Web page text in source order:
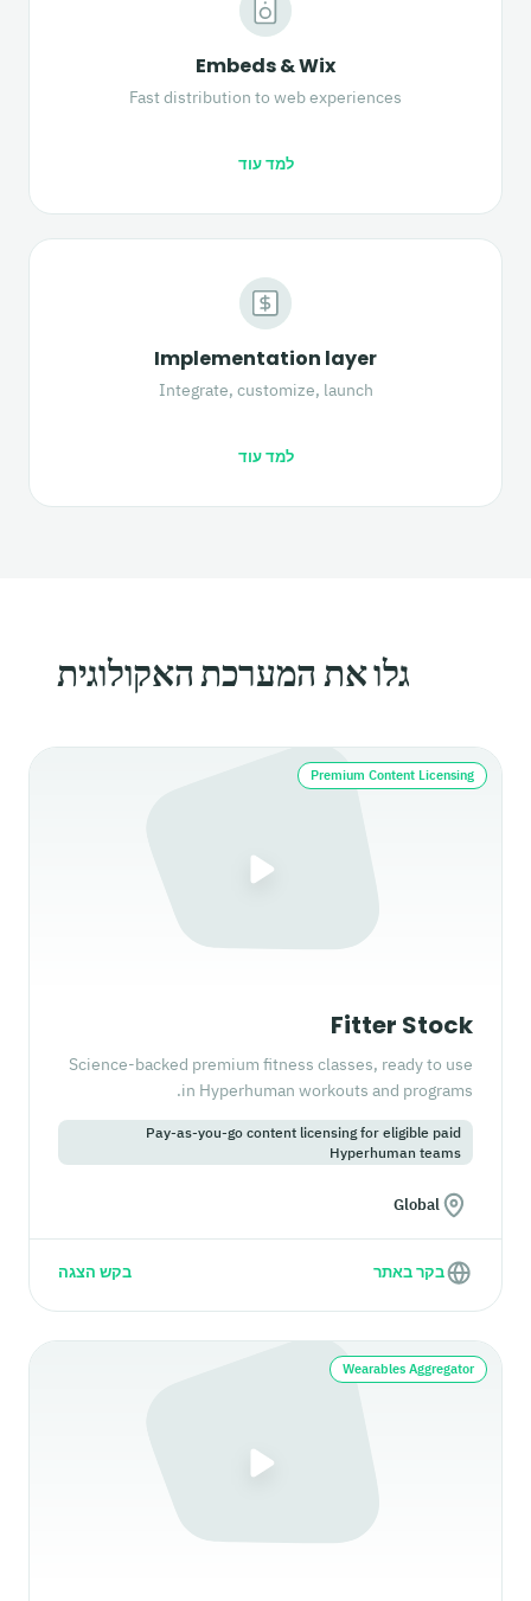
Embeds & Wix
Fast distribution to web experiences
למד עוד
Implementation layer
Integrate, customize, launch
למד עוד
גלו את המערכת האקולוגית
Premium Content Licensing
Fitter Stock
Science-backed premium fitness classes, ready to use
in Hyperhuman workouts and programs.
Pay-as-you-go content licensing for eligible paid
Hyperhuman teams
Global
בקר באתר בקש הצגה
Wearables Aggregator